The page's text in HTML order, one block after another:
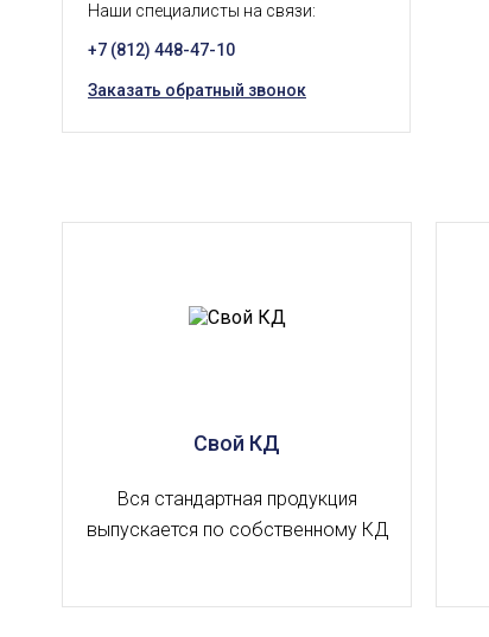
Наши специалисты на связи:
+7 (812) 448-47-10
Заказать обратный звонок
Свой КД
Вся стандартная продукция
выпускается по собственному КД